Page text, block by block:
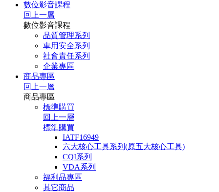
數位影音課程
回上一層
數位影音課程
品質管理系列
車用安全系列
社會責任系列
企業專區
商品專區
回上一層
商品專區
標準購買
回上一層
標準購買
IATF16949
六大核心工具系列(原五大核心工具)
CQI系列
VDA系列
福利品專區
其它商品